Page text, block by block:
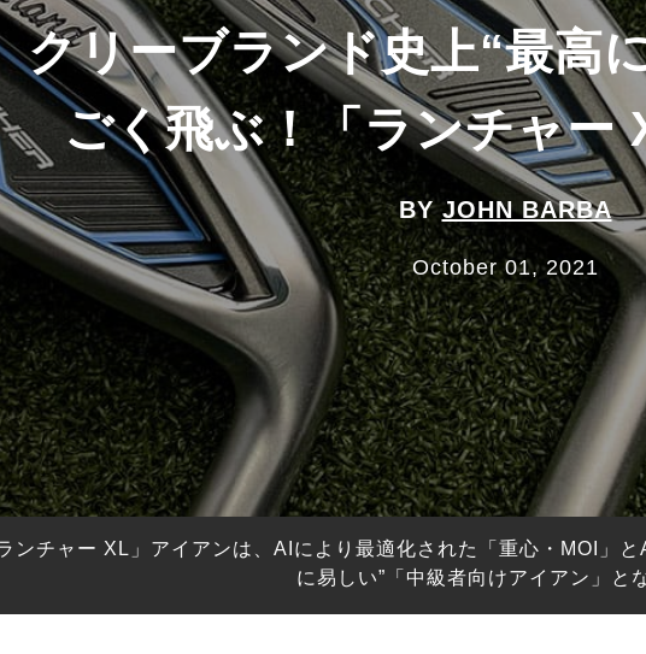
クリーブランド史上“最高
ごく飛ぶ！「ランチャー
BYJOHN BARBA
October 01, 2021
ンチャー XL」アイアンは、AIにより最適化された「重心・MOI」
に易しい”「中級者向けアイアン」と
イウッド
め